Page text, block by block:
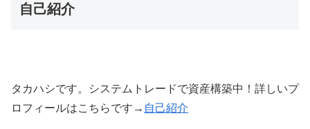
自己紹介
タカハシです。システムトレードで資産構築中！詳しいプ
ロフィールはこちらです→ 自己紹介